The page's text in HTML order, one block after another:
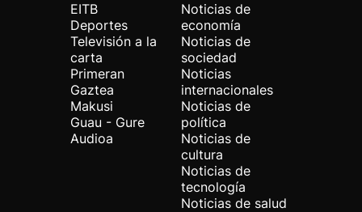
EITB
Deportes
Televisión a la
carta
Primeran
Gaztea
Makusi
Guau - Gure
Audioa
Noticias de
economía
Noticias de
sociedad
Noticias
internacionales
Noticias de
política
Noticias de
cultura
Noticias de
tecnología
Noticias de salud